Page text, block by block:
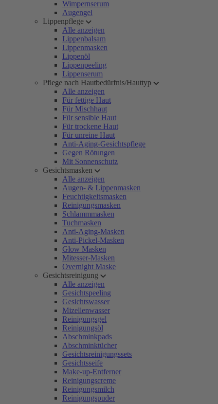
Wimpernserum
Augengel
Lippenpflege
Alle anzeigen
Lippenbalsam
Lippenmasken
Lippenöl
Lippenpeeling
Lippenserum
Pflege nach Hautbedürfnis/Hauttyp
Alle anzeigen
Für fettige Haut
Für Mischhaut
Für sensible Haut
Für trockene Haut
Für unreine Haut
Anti-Aging-Gesichtspflege
Gegen Rötungen
Mit Sonnenschutz
Gesichtsmasken
Alle anzeigen
Augen- & Lippenmasken
Feuchtigkeitsmasken
Reinigungsmasken
Schlammmasken
Tuchmasken
Anti-Aging-Masken
Anti-Pickel-Masken
Glow Masken
Mitesser-Masken
Overnight Maske
Gesichtsreinigung
Alle anzeigen
Gesichtspeeling
Gesichtswasser
Mizellenwasser
Reinigungsgel
Reinigungsöl
Abschminkpads
Abschminktücher
Gesichtsreinigungssets
Gesichtsseife
Make-up-Entferner
Reinigungscreme
Reinigungsmilch
Reinigungspuder